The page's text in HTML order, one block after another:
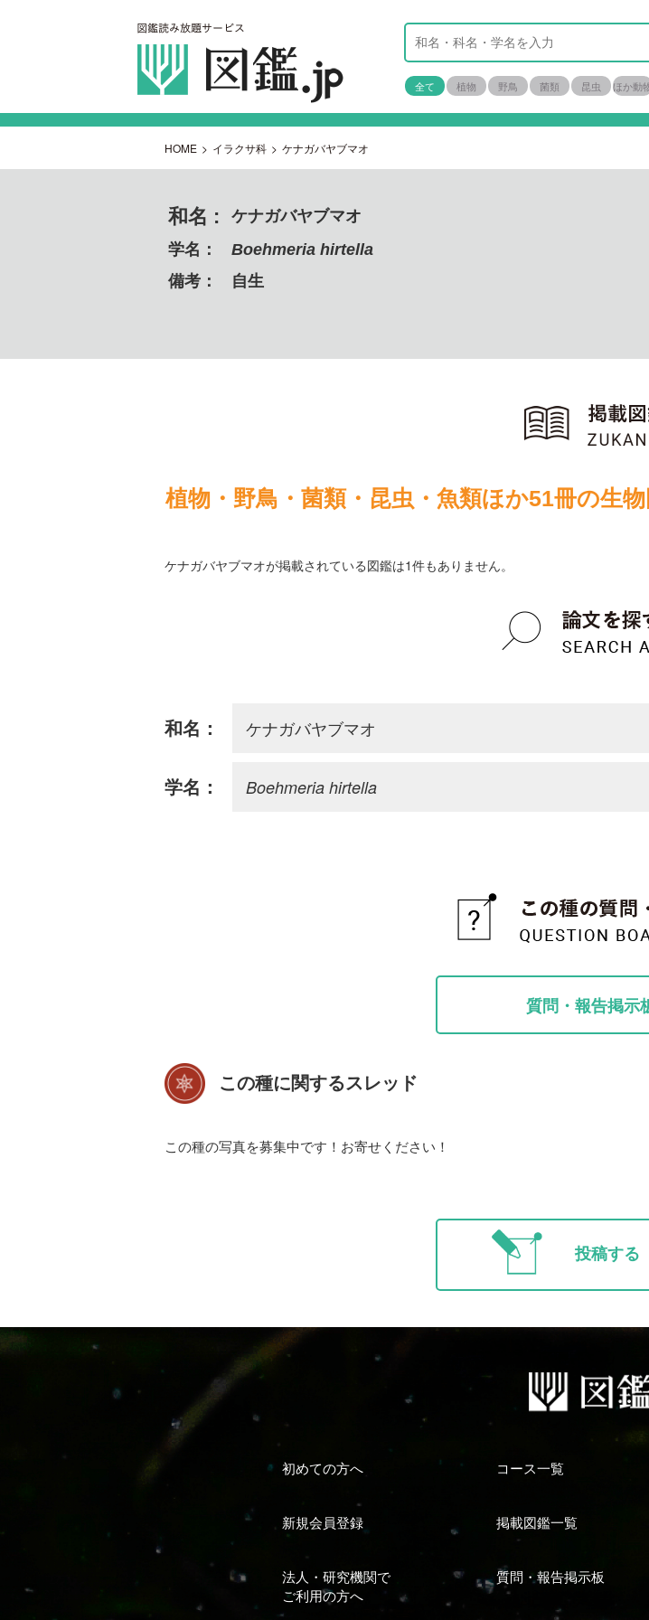
全て 植物 野鳥 菌類 昆虫 ほか動
HOME > イラクサ科 > ケナガバヤブマオ
和名 :
ケナガバヤブマオ
学名：
Boehmeria hirtella
備考：
自生
植物・野鳥・菌類・昆虫・魚類ほか51冊の生
ケナガバヤブマオが掲載されている図鑑は1件もありません。
和名： ケナガバヤブマオ
学名： Boehmeria hirtella
質問・報告掲示
この種に関するスレッド
この種の写真を募集中です！お寄せください！
投稿する
初めての方へ コース一覧
新規会員登録 掲載図鑑一覧
法人・研究機関で
ご利用の方へ
質問・報告掲示板